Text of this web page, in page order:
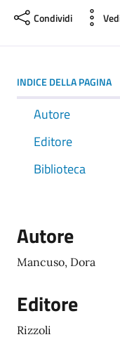
Condividi
INDICE DELLA PAGINA
Autore
Editore
Biblioteca
Autore
Mancuso, Dora
Editore
Rizzoli